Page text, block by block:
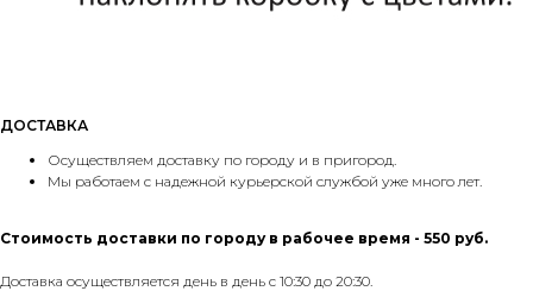
ДОСТАВКА
Осуществляем доставку по городу и в пригород.
Мы работаем с надежной курьерской службой уже много лет.
Стоимость доставки по городу в рабочее время - 550 руб.
Доставка осуществляется день в день с 10:30 до 20:30.